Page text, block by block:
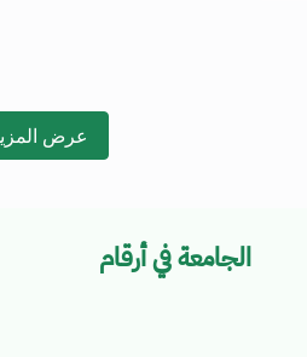
عرض
الجامعة في أرقام